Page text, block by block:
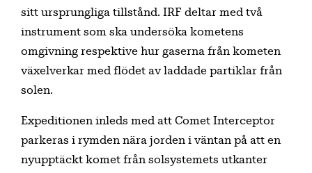
sitt ursprungliga tillstånd. IRF deltar med två
instrument som ska undersöka kometens
omgivning respektive hur gaserna från kometen
växelverkar med flödet av laddade partiklar från
solen.
Expeditionen inleds med att Comet Interceptor
parkeras i rymden nära jorden i väntan på att en
nyupptäckt komet från solsystemets utkanter